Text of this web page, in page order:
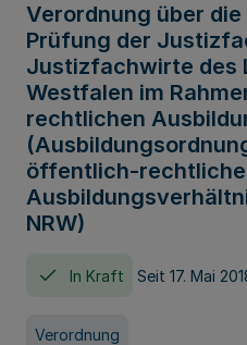
Verordnung über
Prüfung der
Justizfachwirte des
Westfalen im
rechtlichen
öffentlich-
NRW)
In Kraft Seit 17. Mai
Verordnung